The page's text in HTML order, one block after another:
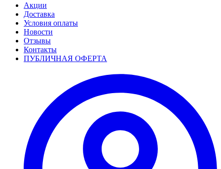
Акции
Доставка
Условия оплаты
Новости
Отзывы
Контакты
ПУБЛИЧНАЯ ОФЕРТА